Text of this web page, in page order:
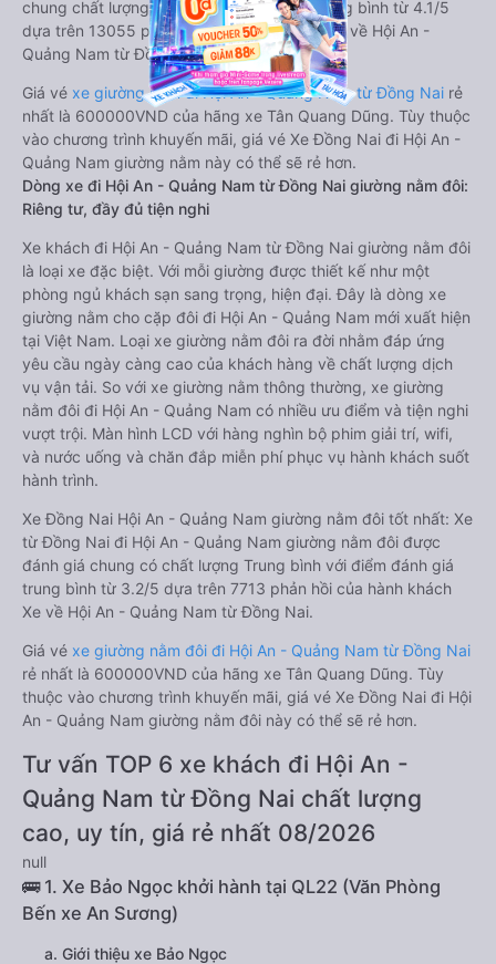
chung chất lượng Tốt với điểm đánh giá trung bình từ 4.1/5
dựa trên 13055 phản hồi của hành khách Xe về Hội An -
Quảng Nam từ Đồng Nai.
Giá vé xe giường nằm đi Hội An - Quảng Nam từ Đồng Nai rẻ
nhất là 600000VND của hãng xe Tân Quang Dũng. Tùy thuộc
vào chương trình khuyến mãi, giá vé Xe Đồng Nai đi Hội An -
Quảng Nam giường nằm này có thể sẽ rẻ hơn.
Dòng xe đi Hội An - Quảng Nam từ Đồng Nai giường nằm đôi:
Riêng tư, đầy đủ tiện nghi
Xe khách đi Hội An - Quảng Nam từ Đồng Nai giường nằm đôi
là loại xe đặc biệt. Với mỗi giường được thiết kế như một
phòng ngủ khách sạn sang trọng, hiện đại. Đây là dòng xe
giường nằm cho cặp đôi đi Hội An - Quảng Nam mới xuất hiện
tại Việt Nam. Loại xe giường nằm đôi ra đời nhằm đáp ứng
yêu cầu ngày càng cao của khách hàng về chất lượng dịch
vụ vận tải. So với xe giường nằm thông thường, xe giường
nằm đôi đi Hội An - Quảng Nam có nhiều ưu điểm và tiện nghi
vượt trội. Màn hình LCD với hàng nghìn bộ phim giải trí, wifi,
và nước uống và chăn đắp miễn phí phục vụ hành khách suốt
hành trình.
Xe Đồng Nai Hội An - Quảng Nam giường nằm đôi tốt nhất: Xe
từ Đồng Nai đi Hội An - Quảng Nam giường nằm đôi được
đánh giá chung có chất lượng Trung bình với điểm đánh giá
trung bình từ 3.2/5 dựa trên 7713 phản hồi của hành khách
Xe về Hội An - Quảng Nam từ Đồng Nai.
Giá vé xe giường nằm đôi đi Hội An - Quảng Nam từ Đồng Nai
rẻ nhất là 600000VND của hãng xe Tân Quang Dũng. Tùy
thuộc vào chương trình khuyến mãi, giá vé Xe Đồng Nai đi Hội
An - Quảng Nam giường nằm đôi này có thể sẽ rẻ hơn.
Tư vấn TOP 6 xe khách đi Hội An -
Quảng Nam từ Đồng Nai chất lượng
cao, uy tín, giá rẻ nhất 08/2026
null
🚌 1. Xe Bảo Ngọc khởi hành tại QL22 (Văn Phòng
Bến xe An Sương)
a. Giới thiệu xe Bảo Ngọc